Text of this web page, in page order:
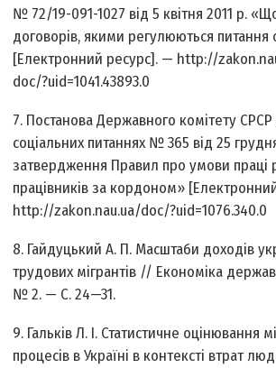
№ 72/19-091-1027 від 5 квітня 2011 р.
договорів, якими регулюються питання
[Електронний ресурс]. — http://
doc/?uid=1041.43893.0
7. Постанова Державного комітету СРСР
соціальних питаннях № 365 від 25
затвердження Правил про умови праці
працівників за кордоном»
http://zakon.nau.ua/doc/?uid=1076.340.0
8. Гайдуцький А. П. Масштаби доходів
трудових мігрантів // Економіка
№ 2. — С. 24—31.
9. Гальків Л. І. Статистичне оцінювання
процесів в Україні в контексті втрат